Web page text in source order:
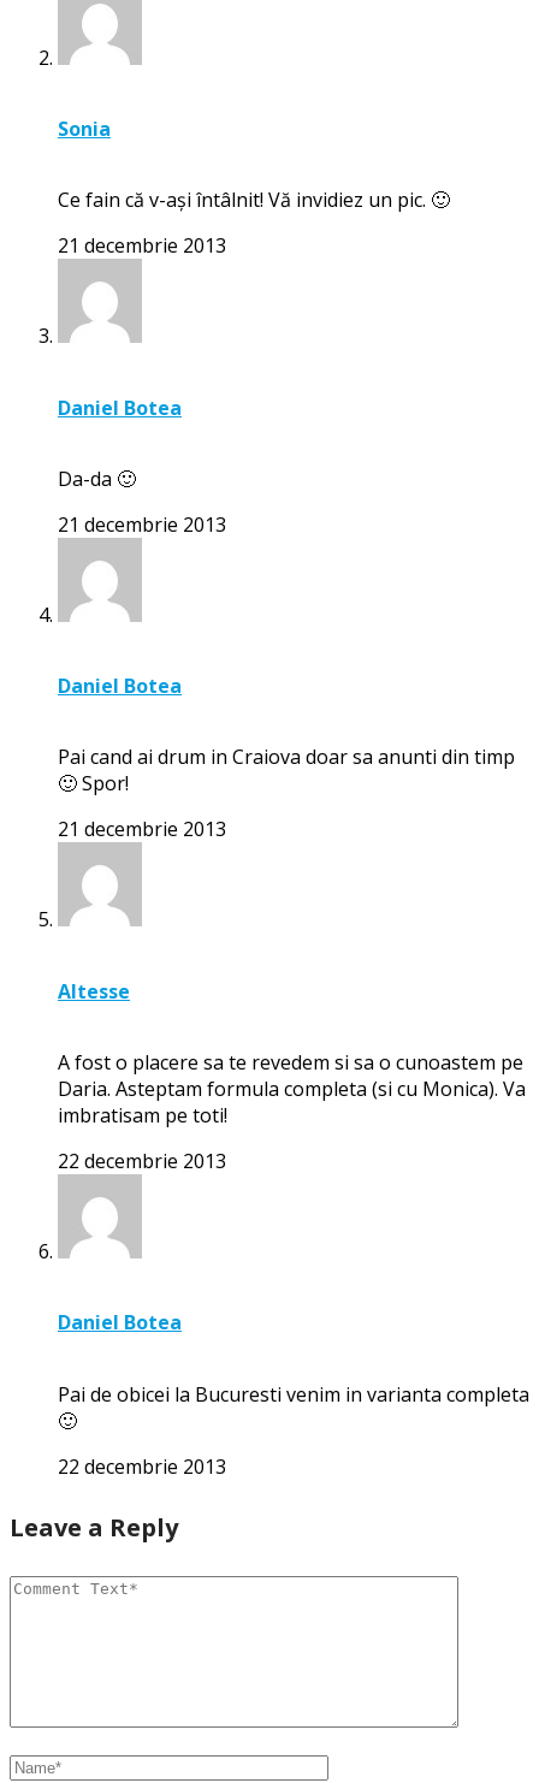
Sonia
Ce fain că v-ași întâlnit! Vă invidiez un pic. 🙂
21 decembrie 2013
Daniel Botea
Da-da 🙂
21 decembrie 2013
Daniel Botea
Pai cand ai drum in Craiova doar sa anunti din timp
🙂 Spor!
21 decembrie 2013
Altesse
A fost o placere sa te revedem si sa o cunoastem pe
Daria. Asteptam formula completa (si cu Monica). Va
imbratisam pe toti!
22 decembrie 2013
Daniel Botea
Pai de obicei la Bucuresti venim in varianta completa
🙂
22 decembrie 2013
Leave a Reply